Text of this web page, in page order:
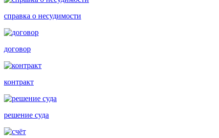
справка о несудимости
договор
контракт
решение суда